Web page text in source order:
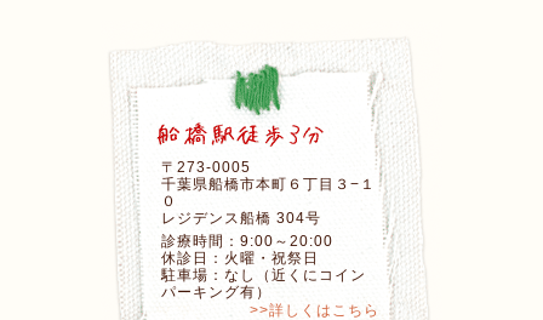
〒273-0005
千葉県船橋市本町６丁目３−１
０
レジデンス船橋 304号
診療時間：9:00～20:00
休診日：火曜・祝祭日
駐車場：なし（近くにコイン
パーキング有）
>>詳しくはこちら